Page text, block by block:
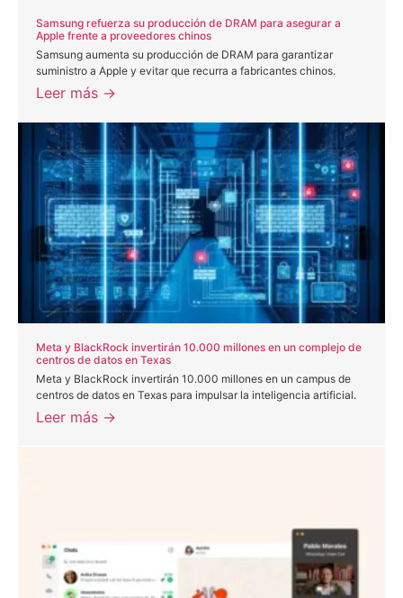
Samsung refuerza su producción de DRAM para asegurar a
Apple frente a proveedores chinos
Samsung aumenta su producción de DRAM para garantizar
suministro a Apple y evitar que recurra a fabricantes chinos.
Leer más →
Meta y BlackRock invertirán 10.000 millones en un complejo de
centros de datos en Texas
Meta y BlackRock invertirán 10.000 millones en un campus de
centros de datos en Texas para impulsar la inteligencia artificial.
Leer más →